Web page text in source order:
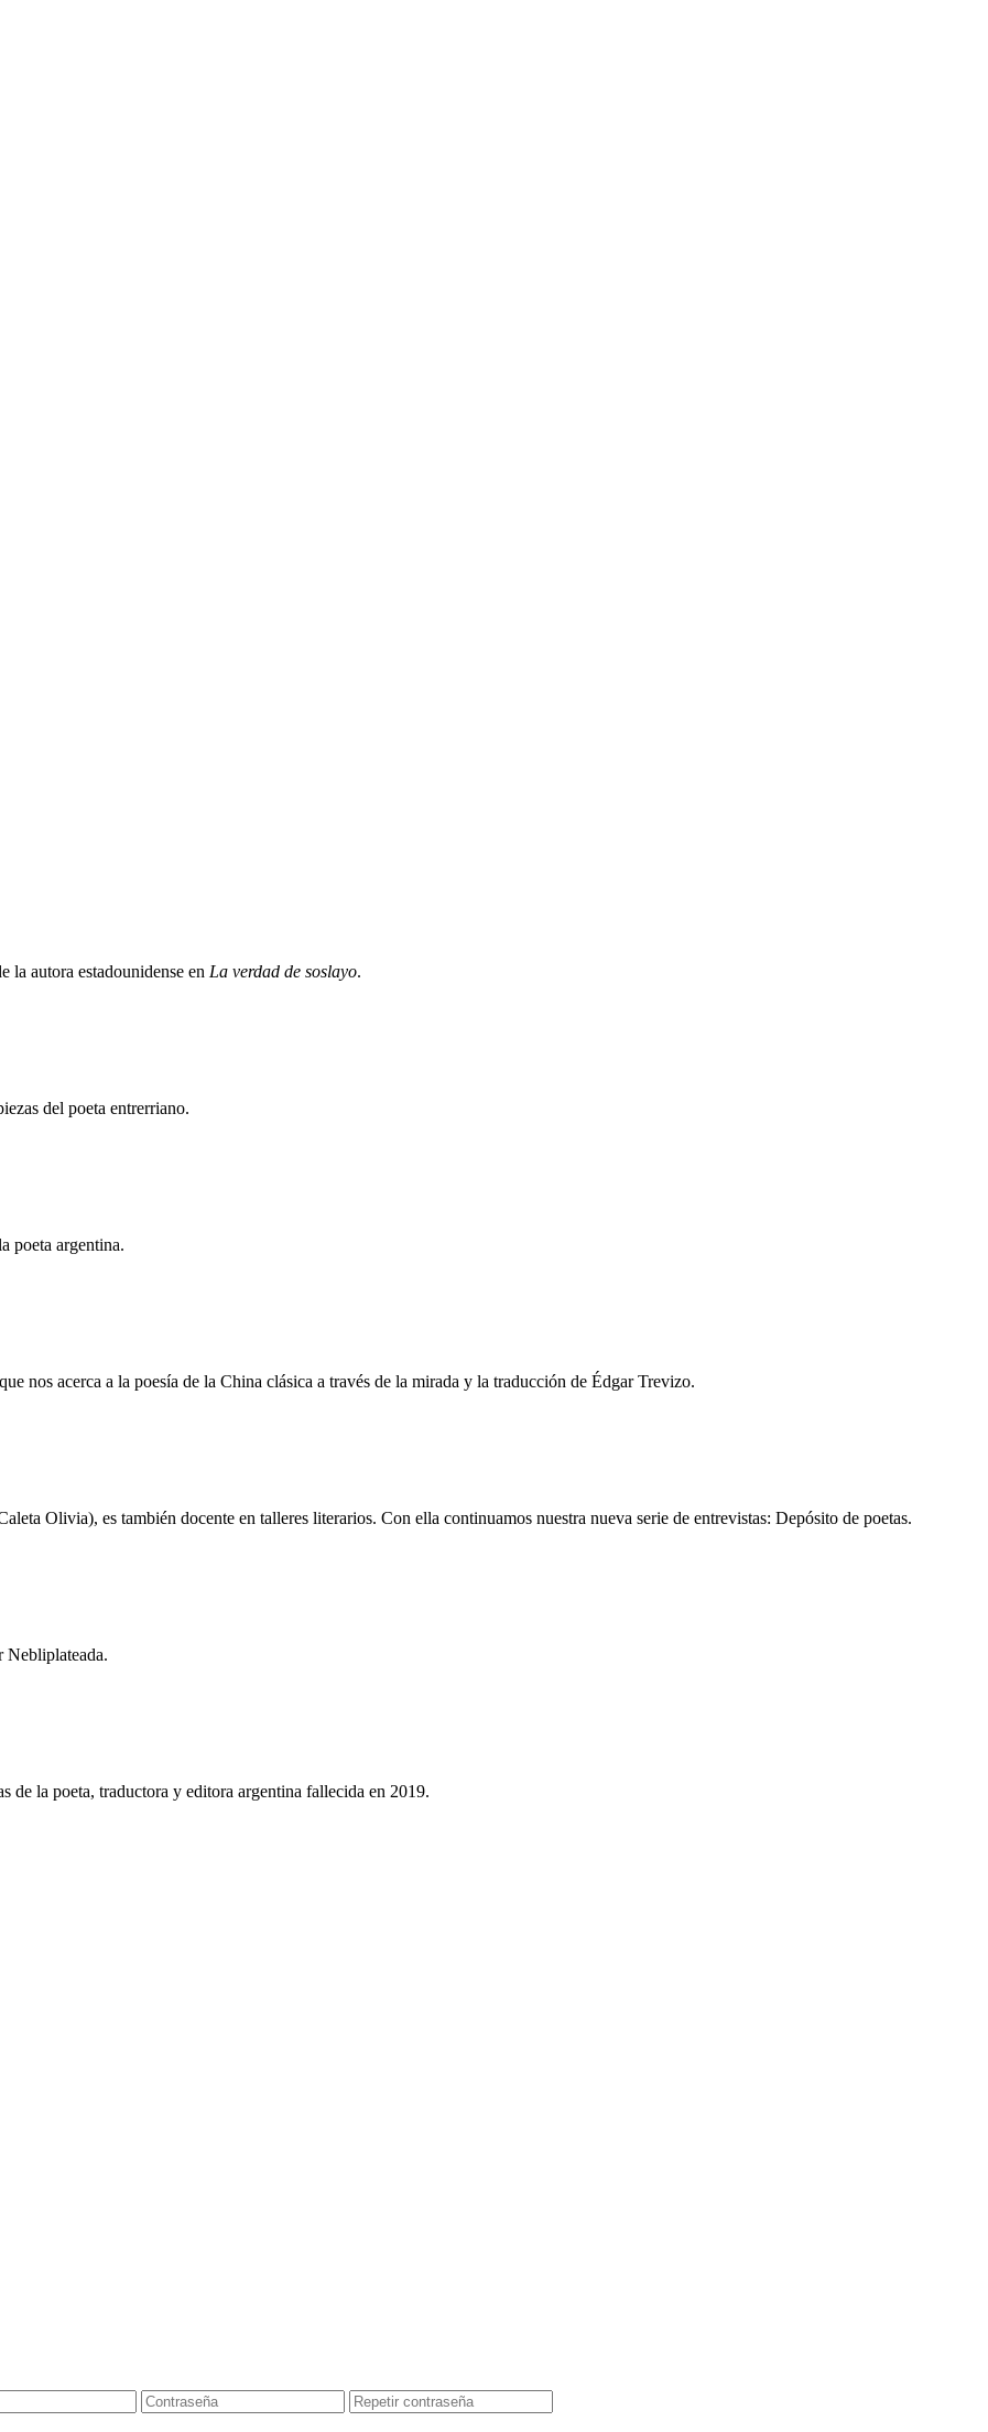
la autora estadounidense en La verdad de soslayo.
del poeta entrerriano.
poeta argentina.
nos acerca a la poesía de la China clásica a través de la mirada y la traducción de Édgar Trevizo.
Olivia), es también docente en talleres literarios. Con ella continuamos nuestra nueva serie de entrevistas: Depósito de poetas.
Nebliplateada.
de la poeta, traductora y editora argentina fallecida en 2019.